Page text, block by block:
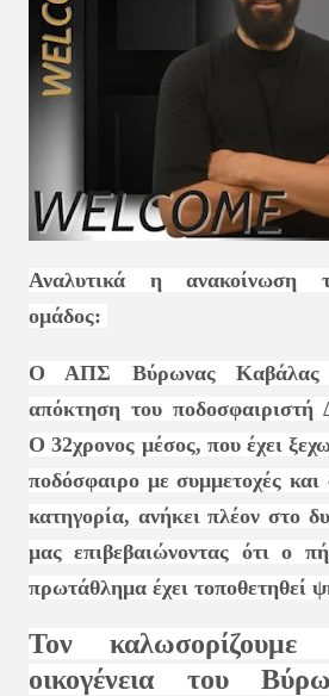
Αναλυτικά η ανακοίνωση
ομάδος:
Ο ΑΠΣ Βύρωνας Καβάλας
απόκτηση του
Ο 32χρονος μέσος, που έχει
ποδόσφαιρο με συμμετοχές
κατηγορία, ανήκει πλέον στο
μας επιβεβαιώνοντας ότι ο
πρωτάθλημα έχει τοποθετηθεί
Τον
οικογένεια του